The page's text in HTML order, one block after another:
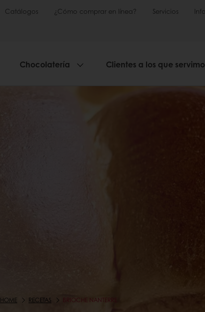
Catálogos ¿Cómo comprar en línea? Servicios
Chocolatería Clientes a los que
HOME RECETAS BRIOCHE NANTERRE